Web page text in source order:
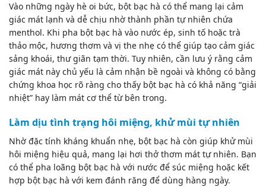
Vào những ngày hè oi bức, bột bạc hà có thể mang lại cảm
giác mát lạnh và dễ chịu nhờ thành phần tự nhiên chứa
menthol. Khi pha bột bạc hà vào nước ép, sinh tố hoặc trà
thảo mộc, hương thơm và vị the nhẹ có thể giúp tạo cảm giác
sảng khoái, thư giãn tạm thời. Tuy nhiên, cần lưu ý rằng cảm
giác mát này chủ yếu là cảm nhận bề ngoài và không có bằng
chứng khoa học rõ ràng cho thấy bột bạc hà có khả năng “giải
nhiệt” hay làm mát cơ thể từ bên trong.
Làm dịu tình trạng hôi miệng, khử mùi tự nhiên
Nhờ đặc tính kháng khuẩn nhẹ, bột bạc hà còn giúp khử mùi
hôi miệng hiệu quả, mang lại hơi thở thơm mát tự nhiên. Bạn
có thể pha loãng bột bạc hà với nước để súc miệng hoặc kết
hợp bột bạc hà với kem đánh răng để dùng hàng ngày.